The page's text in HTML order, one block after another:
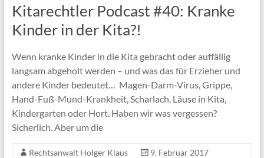
Kitarechtler Podcast #40: Kranke
Kinder in der Kita?!
Wenn kranke Kinder in die Kita gebracht oder auffällig
langsam abgeholt werden – und was das für Erzieher und
andere Kinder bedeutet… Magen-Darm-Virus, Grippe,
Hand-Fuß-Mund-Krankheit, Scharlach, Läuse in Kita,
Kindergarten oder Hort. Haben wir was vergessen?
Sicherlich. Aber um die
Rechtsanwalt Holger Klaus
9. Februar 2017